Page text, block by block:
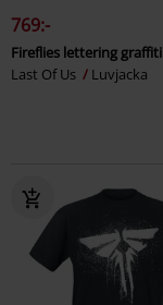
769:-
Fireflies lettering graffiti
Last Of Us
Luvjacka